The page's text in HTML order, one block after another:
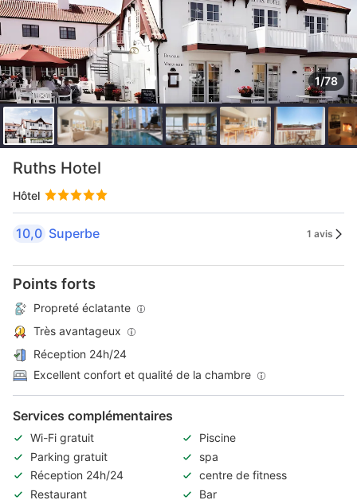
1/78
Ruths Hotel
Hôtel
10,0 Superbe 1 avis
Points forts
Propreté éclatante
Très avantageux
Réception 24h/24
Excellent confort et qualité de la chambre
Services complémentaires
Wi-Fi gratuit
Piscine
Parking gratuit
spa
Réception 24h/24
centre de fitness
Restaurant
Bar